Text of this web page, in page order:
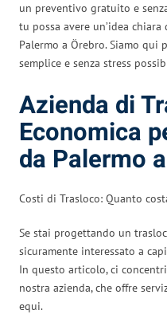
un preventivo gratuito e
tu possa avere un’idea
Palermo a Örebro. Siamo
semplice e senza stress
Azienda di
Economica
da Palermo
Costi di Trasloco: Quanto
Se stai progettando un
sicuramente interessato a
In questo articolo, ci
nostra azienda, che offre
equi.